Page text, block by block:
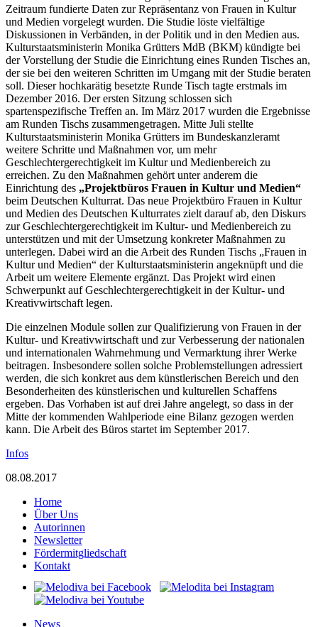
Zeitraum fundierte Daten zur Repräsentanz von Frauen in Kultur
und Medien vorgelegt wurden. Die Studie löste vielfältige
Diskussionen in Verbänden, in der Politik und in den Medien aus.
Kulturstaatsministerin Monika Grütters MdB (BKM) kündigte bei
der Vorstellung der Studie die Einrichtung eines Runden Tisches an,
der sie bei den weiteren Schritten im Umgang mit der Studie beraten
soll. Dieser hochkarätig besetzte Runde Tisch tagte erstmals im
Dezember 2016. Der ersten Sitzung schlossen sich
spartenspezifische Treffen an. Im März 2017 wurden die Ergebnisse
am Runden Tischs zusammengetragen. Mitte Juli stellte
Kulturstaatsministerin Monika Grütters im Bundeskanzleramt
weitere Schritte und Maßnahmen vor, um mehr
Geschlechtergerechtigkeit im Kultur und Medienbereich zu
erreichen. Zu den Maßnahmen gehört unter anderem die
Einrichtung des „Projektbüros Frauen in Kultur und Medien“
beim Deutschen Kulturrat. Das neue Projektbüro Frauen in Kultur
und Medien des Deutschen Kulturrates zielt darauf ab, den Diskurs
zur Geschlechtergerechtigkeit im Kultur- und Medienbereich zu
unterstützen und mit der Umsetzung konkreter Maßnahmen zu
unterlegen. Dabei wird an die Arbeit des Runden Tischs „Frauen in
Kultur und Medien“ der Kulturstaatsministerin angeknüpft und die
Arbeit um weitere Elemente ergänzt. Das Projekt wird einen
Schwerpunkt auf Geschlechtergerechtigkeit in der Kultur- und
Kreativwirtschaft legen.
Die einzelnen Module sollen zur Qualifizierung von Frauen in der
Kultur- und Kreativwirtschaft und zur Verbesserung der nationalen
und internationalen Wahrnehmung und Vermarktung ihrer Werke
beitragen. Insbesondere sollen solche Problemstellungen adressiert
werden, die sich konkret aus dem künstlerischen Bereich und den
Besonderheiten des künstlerischen und kulturellen Schaffens
ergeben. Das Vorhaben ist auf drei Jahre angelegt, so dass in der
Mitte der kommenden Wahlperiode eine Bilanz gezogen werden
kann. Die Arbeit des Büros startet im September 2017.
Infos
08.08.2017
Home
Über Uns
Autorinnen
Newsletter
Fördermitgliedschaft
Kontakt
News